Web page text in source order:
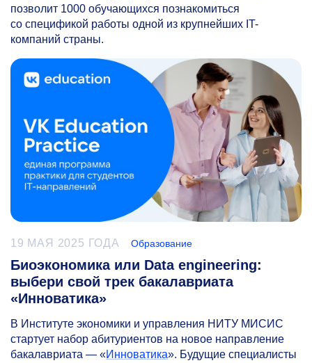
позволит 1000 обучающихся познакомиться
со спецификой работы одной из крупнейших IT-
компаний страны.
19 МАЯ 2025 ГОДА Образование
Биоэкономика или Data engineering:
выбери свой трек бакалавриата
«Инноватика»
В Институте экономики и управления НИТУ МИСИС
стартует набор абитуриентов на новое направление
бакалавриата — «Инноватика». Будущие специалисты